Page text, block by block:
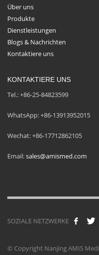
Über uns
Produkte
Dienstleistungen
Blogs & Nachrichten
Kontaktiere uns
KONTAKTIERE UNS
Tel.: +86-25-84823599
WhatsApp: +86-13913952015
Wechat: +86-17712862105
Email:sales@amismed.com
SOZIALE NETZWERKE
© Copyright Nanjing